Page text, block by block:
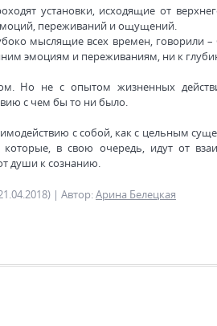
установки, исходящие от
переживаний и ощущений.
мыслящие всех времен, говорили
эмоциям и переживаниям, ни к
Но не с опытом жизненных
с чем бы то ни было.
с собой, как с цельным
в свою очередь, идут от
души к сознанию.
| Автор:Арина Белецкая